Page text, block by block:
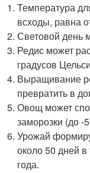
Температура
всходы, равна
Световой день
Редис может
градусов
Выращивание
превратить в
Овощ может
заморозки (до -
Урожай
около 50 дней
года.